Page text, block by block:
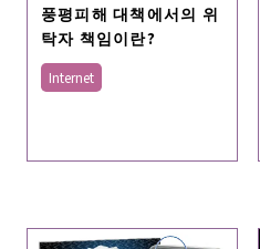
풍평피해 대책에서의 위
탁자 책임이란?
Internet